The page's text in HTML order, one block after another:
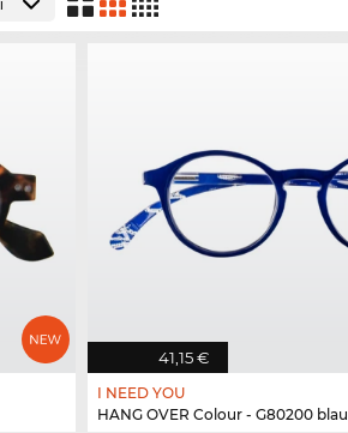
41,15 €
I NEED YOU
HANG OVER Colour - G80200 blau